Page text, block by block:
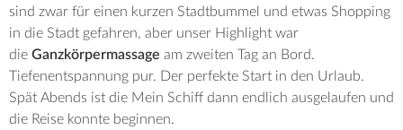
sind zwar für einen kurzen Stadtbummel und etwas Shopping
in die Stadt gefahren, aber unser Highlight war
die Ganzkörpermassage am zweiten Tag an Bord.
Tiefenentspannung pur. Der perfekte Start in den Urlaub.
Spät Abends ist die Mein Schiff dann endlich ausgelaufen und
die Reise konnte beginnen.